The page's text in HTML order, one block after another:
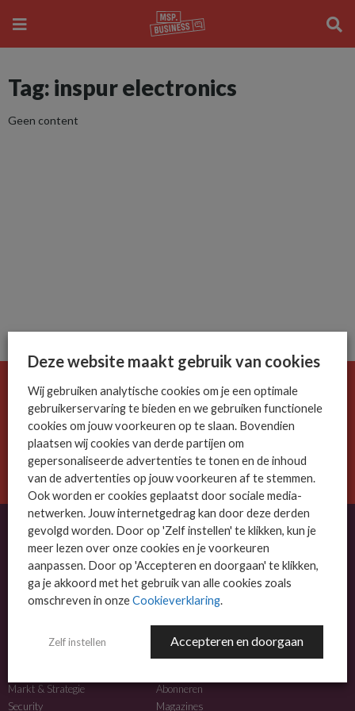
Tag: inspur electronics
Geen content
De ICT-wereld is snel. Mis niets.
Meld je nu aan voor de MSP Business nieuwsbrief.
AANMELDEN
OVER MSP BUSINESS
MSP Business is het kennisplatform voor IT-dienstverleners met MKB-focus.
NIEUWS
Markt & Strategie
Security
MEER INFO
Abonneren
Magazines
Deze website maakt gebruik van cookies
Wij gebruiken analytische cookies om je een optimale
gebruikerservaring te bieden en we gebruiken functionele
cookies om jouw voorkeuren op te slaan. Bovendien
plaatsen wij cookies van derde partijen om
gepersonaliseerde advertenties te tonen en de inhoud
van de advertenties op jouw voorkeuren af te stemmen.
Ook worden er cookies geplaatst door sociale media-
netwerken. Jouw internetgedrag kan door deze derden
gevolgd worden. Door op 'Zelf instellen' te klikken, kun je
meer lezen over onze cookies en je voorkeuren
aanpassen. Door op 'Accepteren en doorgaan' te klikken,
ga je akkoord met het gebruik van alle cookies zoals
omschreven in onzeCookieverklaring.
Zelf instellen Accepteren en doorgaan